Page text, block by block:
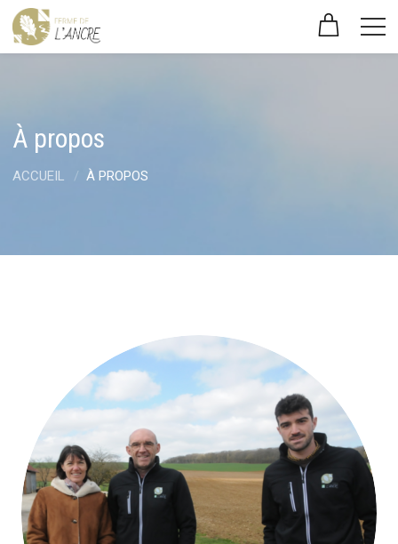
À propos
ACCUEIL À PROPOS